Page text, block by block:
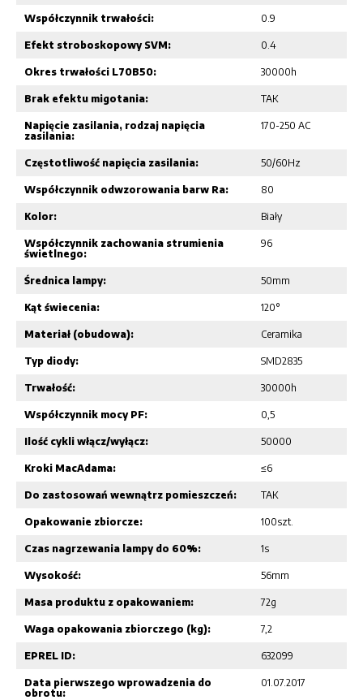
Współczynnik trwałości: 0.9
Efekt stroboskopowy SVM: 0.4
Okres trwałości L70B50: 30000h
Brak efektu migotania: TAK
Napięcie zasilania, rodzaj napięcia
zasilania:
170-250 AC
Częstotliwość napięcia zasilania: 50/60Hz
Współczynnik odwzorowania barw Ra: 80
Kolor: Biały
Współczynnik zachowania strumienia
świetlnego:
96
Średnica lampy: 50mm
Kąt świecenia: 120°
Materiał (obudowa): Ceramika
Typ diody: SMD2835
Trwałość: 30000h
Współczynnik mocy PF: 0,5
Ilość cykli włącz/wyłącz: 50000
Kroki MacAdama: ≤6
Do zastosowań wewnątrz pomieszczeń: TAK
Opakowanie zbiorcze: 100szt.
Czas nagrzewania lampy do 60%: 1s
Wysokość: 56mm
Masa produktu z opakowaniem: 72g
Waga opakowania zbiorczego (kg): 7,2
EPREL ID: 632099
Data pierwszego wprowadzenia do
obrotu:
01.07.2017